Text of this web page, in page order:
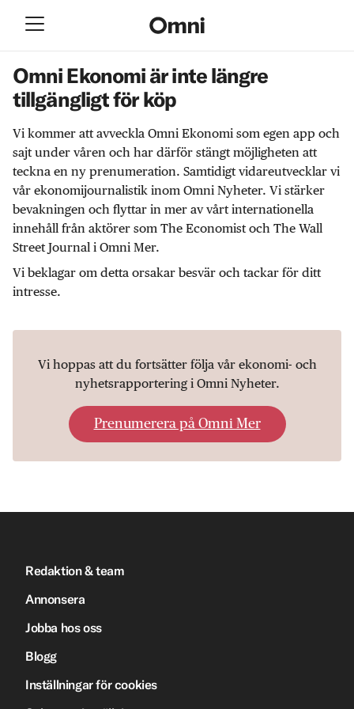
Omni Ekonomi är inte längre
tillgängligt för köp
Vi kommer att avveckla Omni Ekonomi som egen app och
sajt under våren och har därför stängt möjligheten att
teckna en ny prenumeration. Samtidigt vidareutvecklar vi
vår ekonomijournalistik inom Omni Nyheter. Vi stärker
bevakningen och flyttar in mer av vårt internationella
innehåll från aktörer som The Economist och The Wall
Street Journal i Omni Mer.
Vi beklagar om detta orsakar besvär och tackar för ditt
intresse.
Vi hoppas att du fortsätter följa vår ekonomi- och
nyhetsrapportering i Omni Nyheter.
Prenumerera på Omni Mer
Redaktion & team
Annonsera
Jobba hos oss
Blogg
Inställningar för cookies